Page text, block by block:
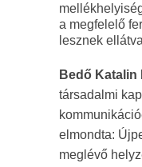
a megfelelő
lesznek
Bedő Katalin
társadalmi
elmondta:
meglévő